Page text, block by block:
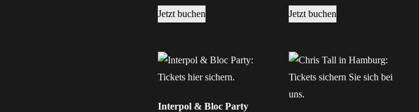
Jetzt buchen Jetzt buchen
Interpol & Bloc Party